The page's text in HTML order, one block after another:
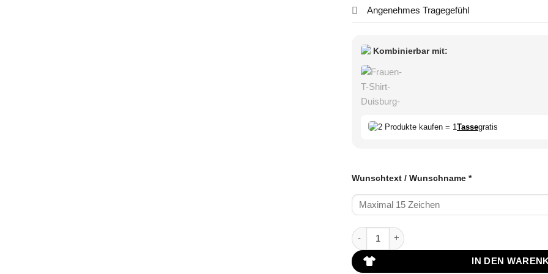
Angenehmes Tragegefühl
Kombinierbar mit:
2 Produkte kaufen = 1Tassegratis
Wunschtext / Wunschname *
Duisburg T-Shirt in Blau und Weiß mit
IN DEN